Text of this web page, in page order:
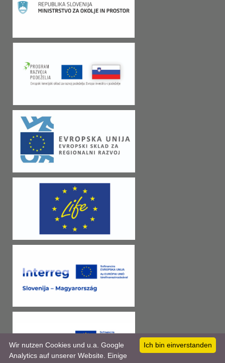
Ich bin einverstanden
Wir nutzen Cookies und u.a. Google
Analytics auf unserer Website. Einige